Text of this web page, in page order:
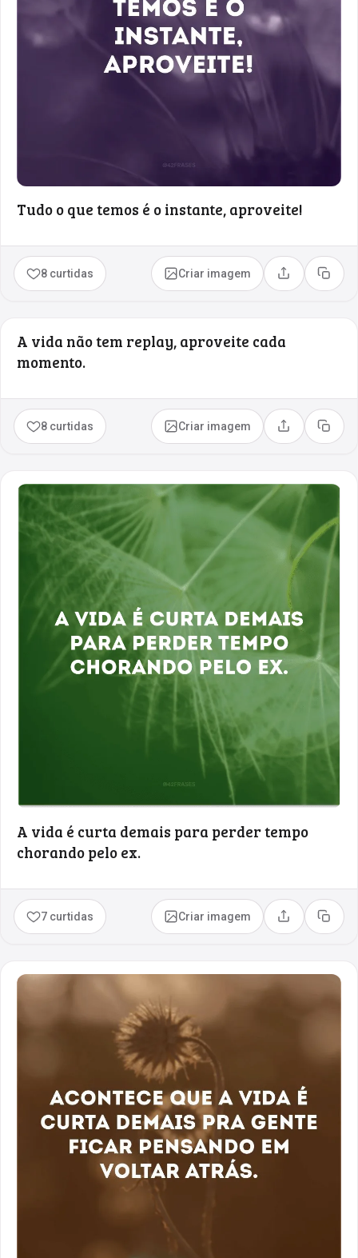
Tudo o que temos é o instante, aproveite!
8 curtidas Criar imagem Compartilhar
Copiar
A vida não tem replay, aproveite cada
momento.
8 curtidas Criar imagem Compartilhar
Copiar
A vida é curta demais para perder tempo
chorando pelo ex.
7 curtidas Criar imagem Compartilhar
Copiar